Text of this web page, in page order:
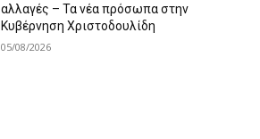
αλλαγές – Τα νέα πρόσωπα στην
Κυβέρνηση Χριστοδουλίδη
05/08/2026